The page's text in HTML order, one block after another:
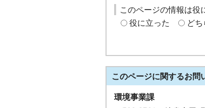
このページの情報は役
役に立った
ど
このページに関するお問
環境事業課